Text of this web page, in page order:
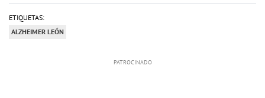
ETIQUETAS:
ALZHEIMER LEÓN